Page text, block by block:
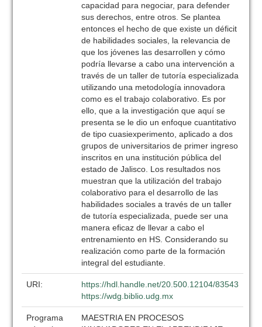
capacidad para negociar, para defender
sus derechos, entre otros. Se plantea
entonces el hecho de que existe un déficit
de habilidades sociales, la relevancia de
que los jóvenes las desarrollen y cómo
podría llevarse a cabo una intervención a
través de un taller de tutoría especializada
utilizando una metodología innovadora
como es el trabajo colaborativo. Es por
ello, que a la investigación que aquí se
presenta se le dio un enfoque cuantitativo
de tipo cuasiexperimento, aplicado a dos
grupos de universitarios de primer ingreso
inscritos en una institución pública del
estado de Jalisco. Los resultados nos
muestran que la utilización del trabajo
colaborativo para el desarrollo de las
habilidades sociales a través de un taller
de tutoría especializada, puede ser una
manera eficaz de llevar a cabo el
entrenamiento en HS. Considerando su
realización como parte de la formación
integral del estudiante.
URI:
https://hdl.handle.net/20.500.12104/83543
https://wdg.biblio.udg.mx
Programa
MAESTRIA EN PROCESOS